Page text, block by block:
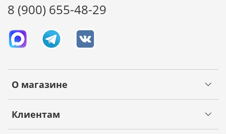
О магазине
Клиентам
8 (900) 655-48-29